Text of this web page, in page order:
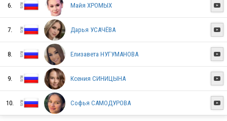
RUS
6. Майя ХРОМЫХ 
7. Дарья УСАЧЁВА 
8. Елизавета НУГУМАНОВА 
9. Ксения СИНИЦЫНА 
10. Софья САМОДУРОВА 